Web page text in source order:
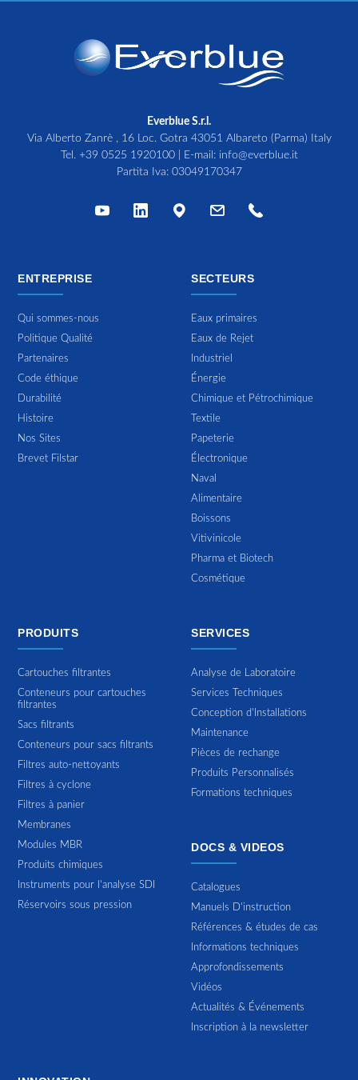
Everblue S.r.l.
Via Alberto Zanrè , 16 Loc. Gotra 43051 Albareto (Parma) Italy
Tel. +39 0525 1920100| E-mail: info@everblue.it
Partita Iva: 03049170347
ENTREPRISE
Qui sommes-nous
Politique Qualité
Partenaires
Code éthique
Durabilité
Histoire
Nos Sites
Brevet Filstar
SECTEURS
Eaux primaires
Eaux de Rejet
Industriel
Énergie
Chimique et Pétrochimique
Textile
Papeterie
Électronique
Naval
Alimentaire
Boissons
Vitivinicole
Pharma et Biotech
Cosmétique
PRODUITS
Cartouches filtrantes
Conteneurs pour cartouches
filtrantes
Sacs filtrants
Conteneurs pour sacs filtrants
Filtres auto-nettoyants
Filtres à cyclone
Filtres à panier
Membranes
Modules MBR
Produits chimiques
Instruments pour l'analyse SDI
Réservoirs sous pression
SERVICES
Analyse de Laboratoire
Services Techniques
Conception d'Installations
Maintenance
Pièces de rechange
Produits Personnalisés
Formations techniques
DOCS & VIDEOS
Catalogues
Manuels D'instruction
Références & études de cas
Informations techniques
Approfondissements
Vidéos
Actualités & Événements
Inscription à la newsletter